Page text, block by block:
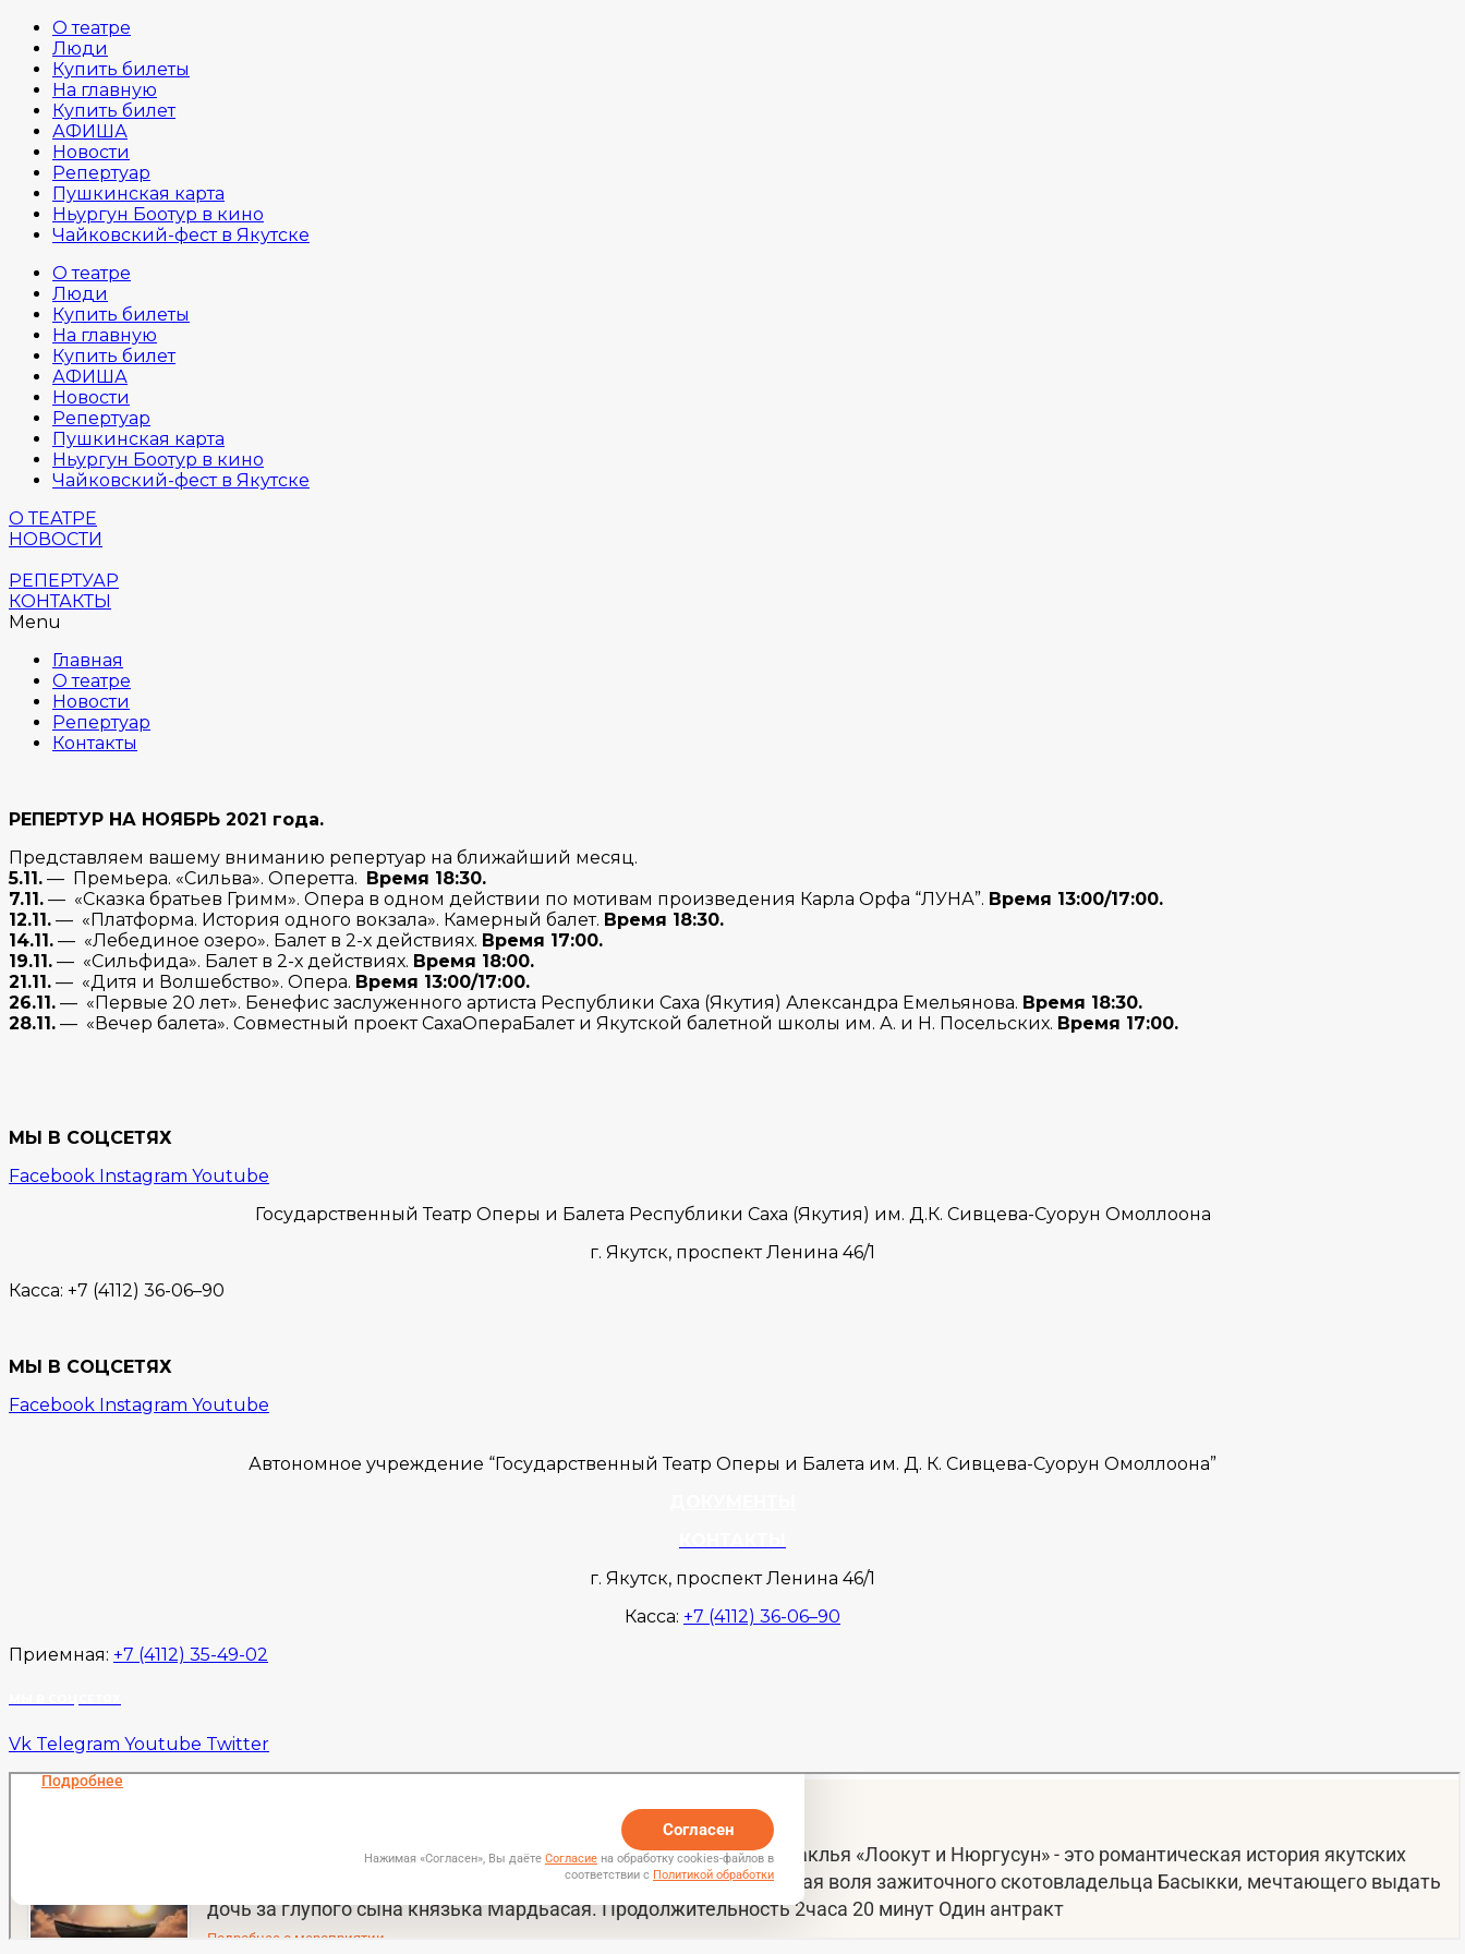
О театре
Люди
Купить билеты
На главную
Купить билет
АФИША
Новости
Репертуар
Пушкинская карта
Ньургун Боотур в кино
Чайковский-фест в Якутске
О театре
Люди
Купить билеты
На главную
Купить билет
АФИША
Новости
Репертуар
Пушкинская карта
Ньургун Боотур в кино
Чайковский-фест в Якутске
О ТЕАТРЕ
НОВОСТИ
РЕПЕРТУАР
КОНТАКТЫ
Menu
Главная
О театре
Новости
Репертуар
Контакты
РЕПЕРТУР НА НОЯБРЬ 2021 года.
Представляем вашему вниманию репертуар на ближайший месяц.
5.11. — Премьера. «Сильва». Оперетта. Время 18:30.
7.11. — «Сказка братьев Гримм». Опера в одном действии по мотивам произведения Карла Орфа “ЛУНА”. Время 13:00/17:00.
12.11. — «Платформа. История одного вокзала». Камерный балет. Время 18:30.
14.11. — «Лебединое озеро». Балет в 2-х действиях. Время 17:00.
19.11. — «Сильфида». Балет в 2-х действиях. Время 18:00.
21.11. — «Дитя и Волшебство». Опера. Время 13:00/17:00.
26.11. — «Первые 20 лет». Бенефис заслуженного артиста Республики Саха (Якутия) Александра Емельянова. Время 18:30.
28.11. — «Вечер балета». Совместный проект СахаОпераБалет и Якутской балетной школы им. А. и Н. Посельских. Время 17:00.
МЫ В СОЦСЕТЯХ
Facebook Instagram Youtube
Государственный Театр Оперы и Балета Республики Саха (Якутия) им. Д.К. Сивцева-Суорун Омоллоона
г. Якутск, проспект Ленина 46/1
Касса: +7 (4112) 36-06–90
МЫ В СОЦСЕТЯХ
Facebook Instagram Youtube
Автономное учреждение “Государственный Театр Оперы и Балета им. Д. К. Сивцева-Суорун Омоллоона”
г. Якутск, проспект Ленина 46/1
Касса: +7 (4112) 36-06–90
Приемная: +7 (4112) 35-49-02
Vk Telegram Youtube Twitter